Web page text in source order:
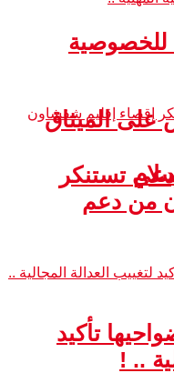
على الميثاق
للخصوصية
تستنكر
من دعم
تأكيد
.. !